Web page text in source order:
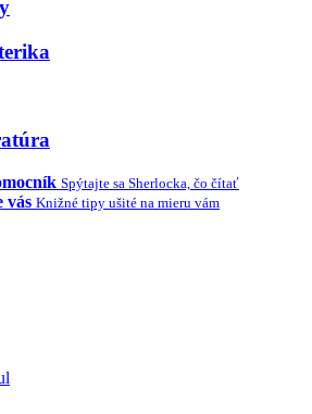
Spýtajte sa Sherlocka, čo čítať
vás Knižné tipy ušité na mieru vám